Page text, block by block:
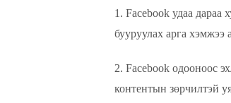
1. Facebook удаа дараа
бууруулах арга хэмжээ
2. Facebook одооноос
контентын зөрчилтэй